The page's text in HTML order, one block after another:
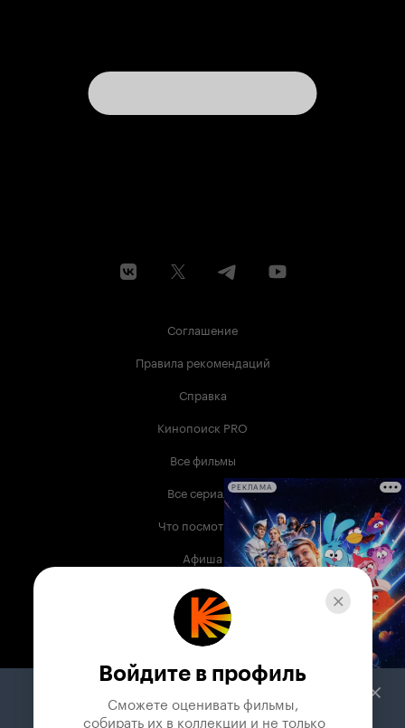
Соглашение
Правила рекомендаций
Справка
Кинопоиск PRO
Все фильмы
Все сериалы
Что посмотреть
Афиша
Музыка
Телепрограмма
Служба поддержки
РЕКЛАМА
Войдите в профиль
Сможете оценивать фильмы,
собирать их в коллекции и не только